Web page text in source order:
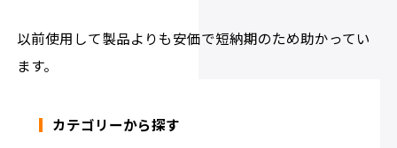
以前使用して製品よりも安価で短納期のため助かってい
ます。
カテゴリーから探す